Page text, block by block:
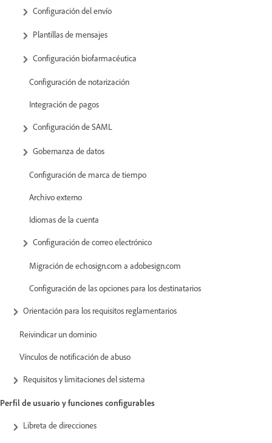
Configuración del envío
Plantillas de mensajes
Configuración biofarmacéutica
Configuración de notarización
Integración de pagos
Configuración de SAML
Gobernanza de datos
Configuración de marca de tiempo
Archivo externo
Idiomas de la cuenta
Configuración de correo electrónico
Migración de echosign.com a adobesign.com
Configuración de las opciones para los destinatarios
Orientación para los requisitos reglamentarios
Reivindicar un dominio
Vínculos de notificación de abuso
Requisitos y limitaciones del sistema
Perfil de usuario y funciones configurables
Libreta de direcciones